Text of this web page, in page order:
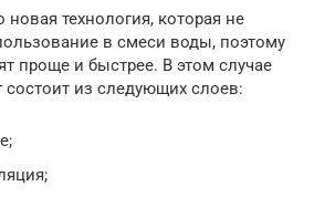
новая технология, которая не
в смеси воды, поэтому
проще и быстрее. В этом случае
из следующих слоев: